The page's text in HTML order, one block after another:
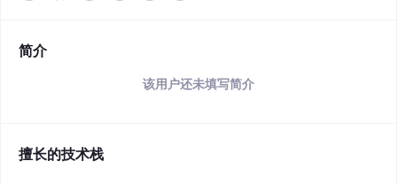
简介
该用户还未填写简介
擅长的技术栈